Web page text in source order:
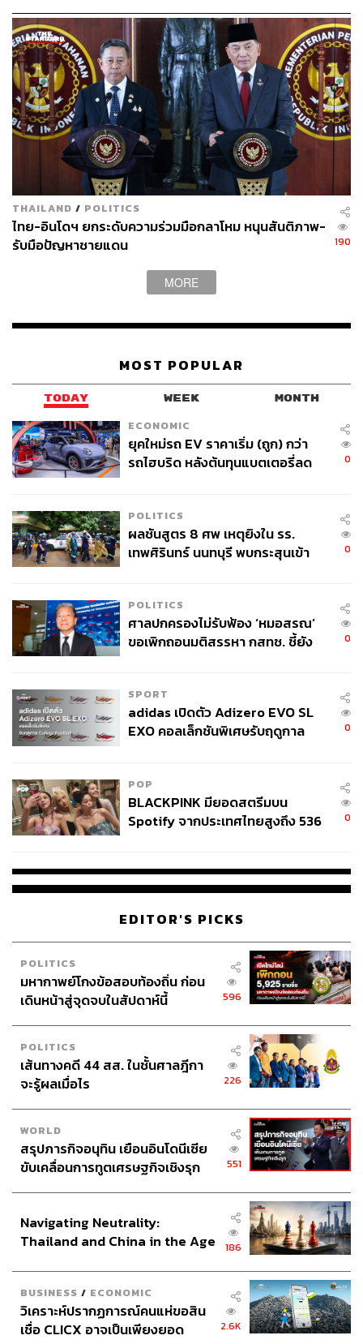
เกรียงไกร พฤกษาชาติ Operation Excellence Officer
สำหรับคนบ้านปู พวกเขามองว่าการยอมรับในความหลาก
หลายนั้นมีบทบาทต่อความสำเร็จของทีมและตัวเองอย่างมี
นัยสำคัญ เพราะการที่แต่ละคนสามารถเป็นตัวเองได้อย่าง
เต็มที่นั้น ช่วยให้แต่ละคนดึงศักยภาพ ความคิดสร้างสรรค์
และไอเดียต่างๆ จากมุมมองของตัวเองมาแลกเปลี่ยนกันและ
กัน
เดียวกันมีส่วนร่วม ความเข้าใจ และสามารถค้นเจอความ
หมายของผลงานตัวเอง ที่สุดท้ายประกอบกันเป็นความสำเร็จ
หนึ่งชิ้นได้อย่างชัดเจนมากขึ้น ซึ่งทั้งหมดนี้เกิดขึ้นได้เพราะ
ความหลากหลายที่เติมเต็ม ‘งาน’ และ ‘ชีวิต’ ของกันและ
การยอมรับในธรรมชาติของความหลากหลายช่วยให้เกิด
สถานการณ์แบบ ‘Win-Win’ หรือการที่ทุกคนมีความสุข ส่ง
“ถึงแม้ว่าผมจะไม่ได้มาจากสายงานวิศวกรรม เรียกได้ว่าตอน
เข้ามาใหม่ๆ ผมมีความเข้าใจกับสายงานนี้น้อยมาก แต่คนใน
จนผมมีความมั่นใจที่จะทำงานมากขึ้น เนื่องจากทีมของเรามี
ธงในใจที่ชัดเจนกันอยู่แล้วว่าทุกคนถือเป็นทีมเดียวกัน มีเป้า
หมายร่วมกัน นั่นคือการทำงานให้สำเร็จ” เกรียงไกรเล่าถึง
ความเป็นOne Team, One Goal
หากจะพูดถึงบทบาทของความหลากหลายในการเป็นตัวช่วย
เติมเต็มเรื่องงาน บรรยากาศของความร่วมมือที่ดีระหว่างคน
บ้านปูมาจากการให้ค่ากับทุกคำถาม ที่นี่ผู้ถามจะไม่ถูกตั้ง
ภูมิหลังที่ต่างกัน สิ่งนี้ทำให้ผู้ที่เคยมีความรู้สึกไม่กล้าถาม
อย่างเกรียงไกร กลับกลายเป็นคนที่กล้าตั้งคำถามมากขึ้น
เพื่อลดความไม่ชัดเจนในการทำงานที่ต้องอาศัยคนในหลาย
ภาคส่วน
สิ่งน่าสนใจที่ควรค่าแก่การเก็บไปคิดคือ‘อะไร’เป็นจุดเริ่มต้น
ที่เปลี่ยนให้คนคนหนึ่งกล้าออกจากความกลัว และยกมือ
แสดงความคิดเห็นหรือถามเพื่อคลายข้อสงสัยได้เป็นครั้ง
แรก?
“ต้องขอย้อนกลับไปช่วงแรกที่ผมต้องเริ่มทำงานร่วมกับทีม
กองหน้า ณ ตอนนั้นเรามีความเข้าใจที่ว่า อย่างไรคนกอง
ประเทศ ส่งไว สั่งก่อนเที่ยง ได้ของวันถัดไป ส่งสินค้าแบบ
เย็นตรงจากโรงงาน [ADVERTORIAL]
THAILAND / POLITICS
ไทย-อินโดฯ ยกระดับความร่วมมือกลาโหม หนุนสันติภาพ-
รับมือปัญหาชายแดน
190
MORE
MOST POPULAR
TODAY WEEK MONTH
ECONOMIC
ยุคใหม่รถ EV ราคาเริ่ม (ถูก) กว่า
รถไฮบริด หลังต้นทุนแบตเตอรี่ลด
0
POLITICS
ผลชันสูตร 8 ศพ เหตุยิงใน รร.
เทพศิรินทร์ นนทบุรี พบกระสุนเข้า
0
POLITICS
ศาลปกครองไม่รับฟ้อง ‘หมอสรณ’
ขอเพิกถอนมติสรรหา กสทช. ชี้ยัง
0
SPORT
adidas เปิดตัว Adizero EVO SL
EXO คอลเล็กชันพิเศษรับฤดูกาล
0
POP
BLACKPINK มียอดสตรีมบน
Spotify จากประเทศไทยสูงถึง 536
0
EDITOR'S PICKS
POLITICS
มหากาพย์โกงข้อสอบท้องถิ่น ก่อน
เดินหน้าสู่จุดจบในสัปดาห์นี้
596
POLITICS
เส้นทางคดี 44 สส. ในชั้นศาลฎีกา
จะรู้ผลเมื่อไร
226
WORLD
สรุปภารกิจอนุทิน เยือนอินโดนีเซีย
ขับเคลื่อนการทูตเศรษฐกิจเชิงรุก
551
Navigating Neutrality:
Thailand and China in the Age
186
BUSINESS / ECONOMIC
วิเคราะห์ปรากฏการณ์คนแห่ขอสิน
เชื่อ CLICX อาจเป็นเพียงยอด
2.6K